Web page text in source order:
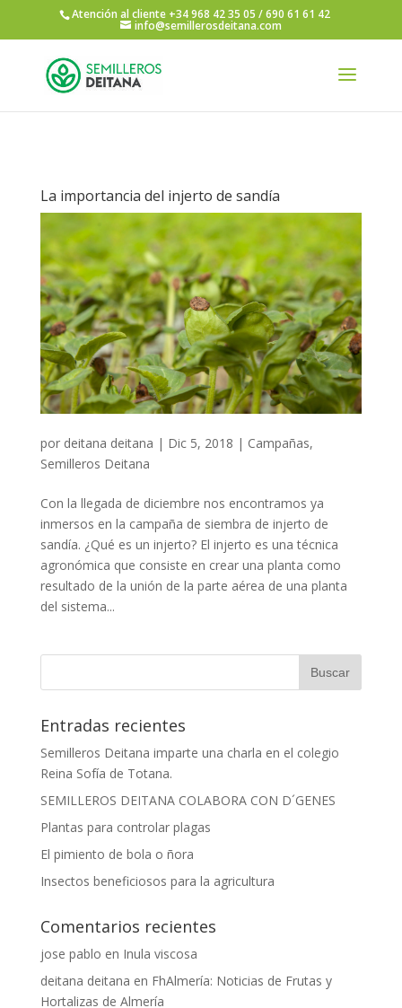
Atención al cliente +34 968 42 35 05 / 690 61 61 42
info@semillerosdeitana.com
La importancia del injerto de sandía
por deitana deitana | Dic 5, 2018 | Campañas,
Semilleros Deitana
Con la llegada de diciembre nos encontramos ya
inmersos en la campaña de siembra de injerto de
sandía. ¿Qué es un injerto? El injerto es una técnica
agronómica que consiste en crear una planta como
resultado de la unión de la parte aérea de una planta
del sistema...
Entradas recientes
Semilleros Deitana imparte una charla en el colegio
Reina Sofía de Totana.
SEMILLEROS DEITANA COLABORA CON D´GENES
Plantas para controlar plagas
El pimiento de bola o ñora
Insectos beneficiosos para la agricultura
Comentarios recientes
jose pablo en Inula viscosa
deitana deitana en FhAlmería: Noticias de Frutas y
Hortalizas de Almería